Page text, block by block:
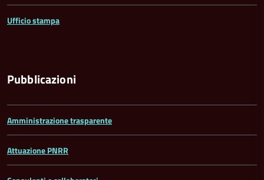
Ufficio stampa
Pubblicazioni
Amministrazione trasparente
Attuazione PNRR